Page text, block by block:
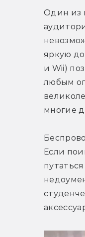
Один из
яркую
и Wii)
любым
многие
Если